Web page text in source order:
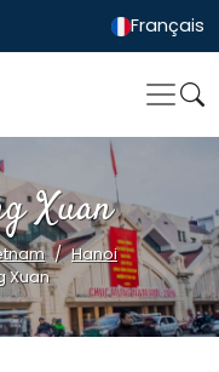
Français
Xuan
Hanoi
Xuan